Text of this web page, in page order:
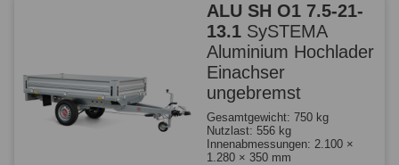
ALU SH O1 7.5-21-
13.1 SySTEMA
Aluminium Hochlader
Einachser
ungebremst
Gesamtgewicht: 750 kg
Nutzlast: 556 kg
Innenabmessungen: 2.100 ×
1.280 × 350 mm